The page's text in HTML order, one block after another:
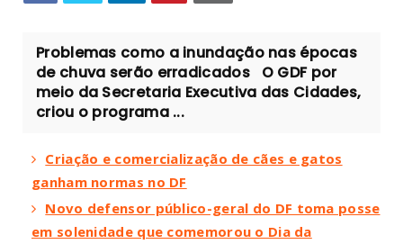
Problemas como a inundação nas épocas
de chuva serão erradicados O GDF por
meio da Secretaria Executiva das Cidades,
criou o programa ...
Criação e comercialização de cães e gatos
ganham normas no DF
Novo defensor público-geral do DF toma posse
em solenidade que comemorou o Dia da